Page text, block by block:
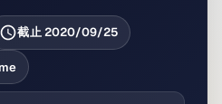
截止2020/09/25